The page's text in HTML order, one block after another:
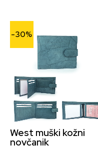
-30%
West muški kožni
novčanik